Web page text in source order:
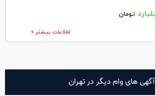
تومان
اطلاعات بیشتر >
آگهی های وام دیگر در تهران